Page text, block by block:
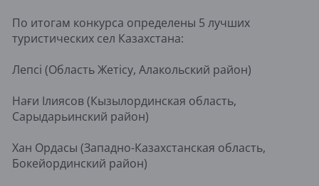
По итогам конкурса определены 5 лучших
туристических сел Казахстана:
Лепсі (Область Жетісу, Алакольский район)
Нағи Ілиясов (Кызылординская область,
Сарыдарьинский район)
Хан Ордасы (Западно-Казахстанская область,
Бокейординский район)